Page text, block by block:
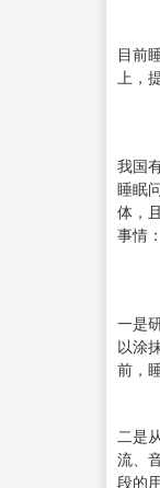
目前
上，
我国
睡眠
体，
事情：
一是
以涂
前，
二是
流、
段的